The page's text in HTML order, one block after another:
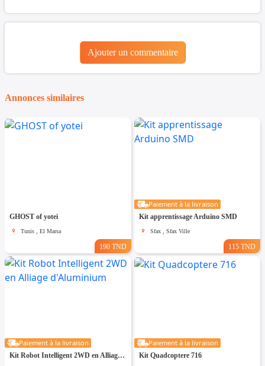
Ajouter un commentaire
Annonces similaires
GHOST of yotei
Tunis , El Marsa
190 TND
Paiement à la livraison
Kit apprentissage Arduino SMD
Sfax , Sfax Ville
115 TND
Paiement à la livraison
Kit Robot Intelligent 2WD en Alliage d'Aluminium
Paiement à la livraison
Kit Quadcoptere 716